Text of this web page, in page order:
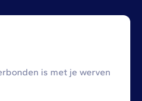
is met je werven